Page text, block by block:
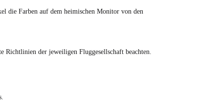
die Farben auf dem heimischen Monitor von den
Richtlinien der jeweiligen Fluggesellschaft beachten.